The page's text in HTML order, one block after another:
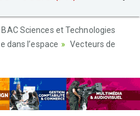
Sciences et Technologies
dans l’espace
Vecteurs de